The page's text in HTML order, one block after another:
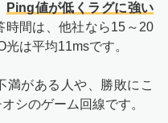
Ping値が低くラグに強い
時間は、他社なら15～20
は平均11msです。
満がある人や、勝敗にこ
シのゲーム回線です。